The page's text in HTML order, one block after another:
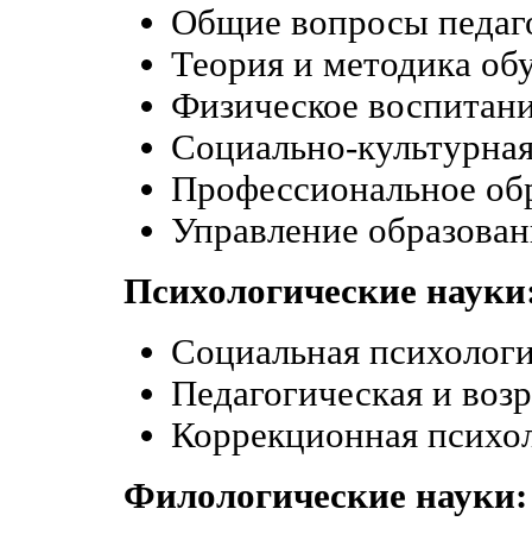
Общие вопросы
Теория и методика
Физическое
Социально-
Профессиональное
Управление
Психологические
Социальная
Педагогическая и
Коррекционная
Филологические науки: